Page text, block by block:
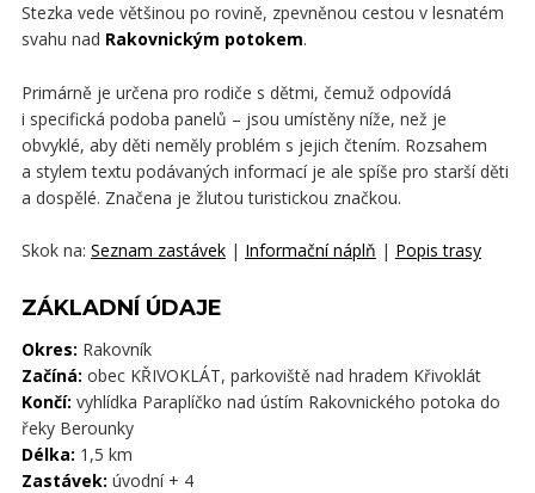
Stezka vede většinou po rovině, zpevněnou cestou v lesnatém
svahu nad Rakovnickým potokem.
Primárně je určena pro rodiče s dětmi, čemuž odpovídá
i specifická podoba panelů – jsou umístěny níže, než je
obvyklé, aby děti neměly problém s jejich čtením. Rozsahem
a stylem textu podávaných informací je ale spíše pro starší děti
a dospělé. Značena je žlutou turistickou značkou.
Skok na: Seznam zastávek| Informační náplň | Popis trasy
ZÁKLADNÍ ÚDAJE
Okres: Rakovník
Začíná: obec KŘIVOKLÁT, parkoviště nad hradem Křivoklát
Končí: vyhlídka Paraplíčko nad ústím Rakovnického potoka do
řeky Berounky
Délka: 1,5 km
Zastávek: úvodní + 4